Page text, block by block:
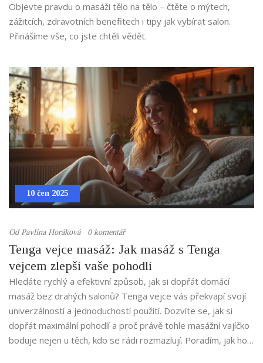
Objevte pravdu o masáži tělo na tělo – čtěte o mýtech,
zážitcích, zdravotních benefitech i tipy jak vybírat salon.
Přinášíme vše, co jste chtěli vědět.
10 čen 2025
OdPavlína Horáková 0 komentář
Tenga vejce masáž: Jak masáž s Tenga
vejcem zlepší vaše pohodlí
Hledáte rychlý a efektivní způsob, jak si dopřát domácí
masáž bez drahých salonů? Tenga vejce vás překvapí svojí
univerzálností a jednoduchostí použití. Dozvíte se, jak si
dopřát maximální pohodlí a proč právě tohle masážní vajíčko
boduje nejen u těch, kdo se rádi rozmazlují. Poradím, jak ho